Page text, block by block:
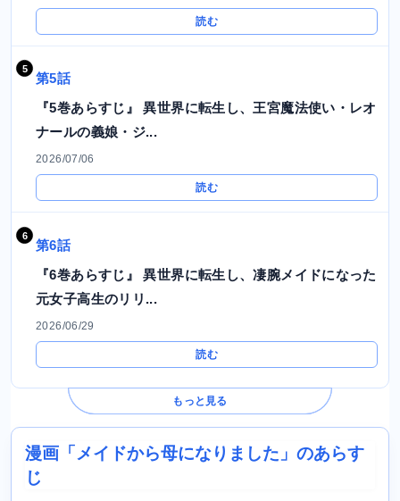
読む
第5話
『5巻あらすじ』 異世界に転生し、王宮魔法使い・レオ
ナールの義娘・ジ...
2026/07/06
読む
第6話
『6巻あらすじ』 異世界に転生し、凄腕メイドになった
元女子高生のリリ...
2026/06/29
読む
もっと見る
漫画「メイドから母になりました」のあらす
じ